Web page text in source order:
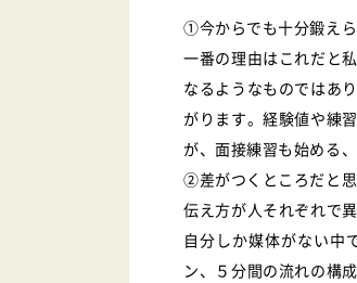
①今からでも十分鍛え
一番の理由はこれだと
なるようなものではあ
がります。経験値や練
が、面接練習も始める
②差がつくところだと
伝え方が人それぞれで
自分しか媒体がない中
ン、５分間の流れの構